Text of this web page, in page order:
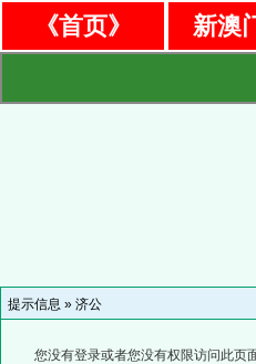
《首页》 新澳
提示信息 » 济公
您没有登录或者您没有权限访问此页